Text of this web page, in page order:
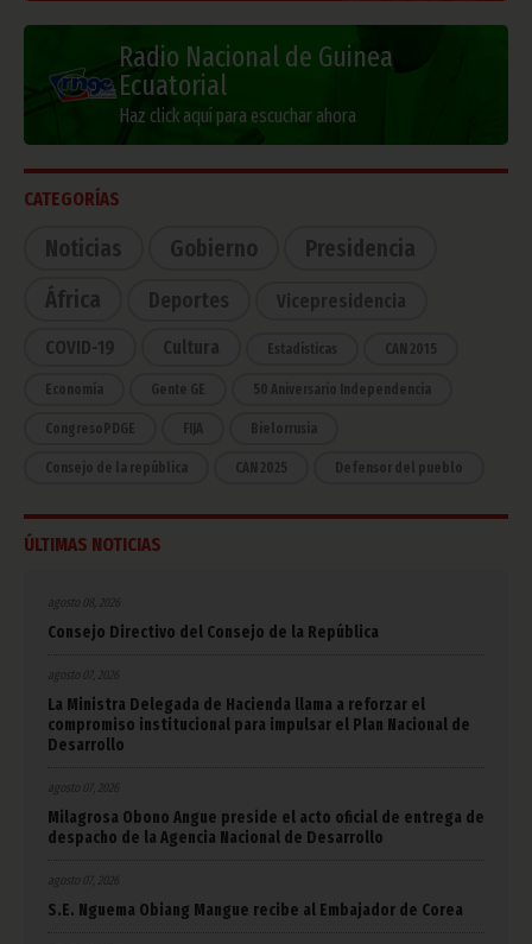
Radio Nacional de Guinea
Ecuatorial
Haz click aquí para escuchar ahora
CATEGORÍAS
Noticias Gobierno
Presidencia
África
Deportes Vicepresidencia
COVID-19 Cultura Estadísticas CAN 2015
Economía Gente GE 50 Aniversario Independencia
CongresoPDGE FIJA Bielorrusia
Consejo de la república CAN 2025 Defensor del pueblo
ÚLTIMAS NOTICIAS
Consejo Directivo del Consejo de la República
agosto 07, 2026
La Ministra Delegada de Hacienda llama a reforzar el
compromiso institucional para impulsar el Plan Nacional de
Desarrollo
agosto 07, 2026
Milagrosa Obono Angue preside el acto oficial de entrega de
despacho de la Agencia Nacional de Desarrollo
agosto 07, 2026
S.E. Nguema Obiang Mangue recibe al Embajador de Corea